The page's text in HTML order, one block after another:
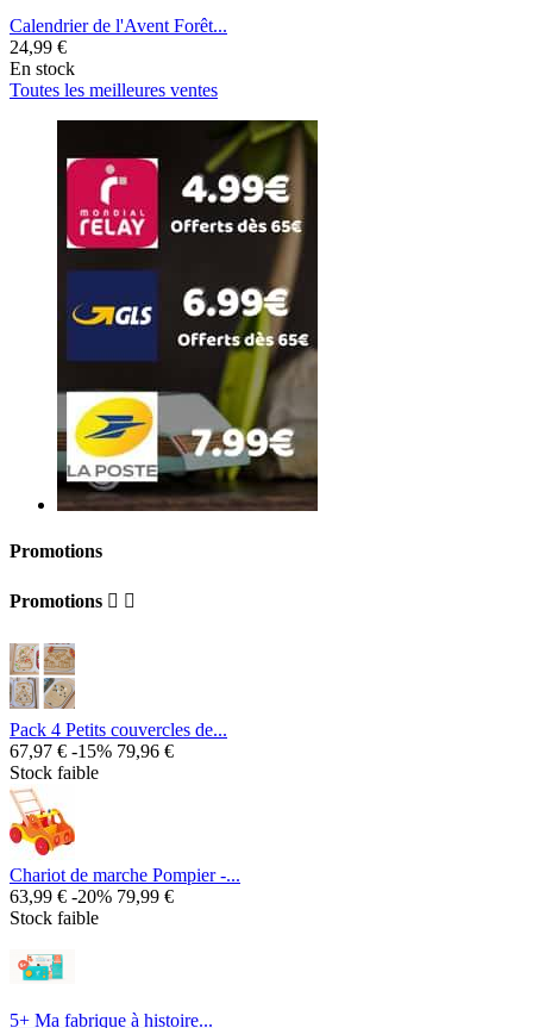
Calendrier de l'Avent Forêt...
24,99 €
En stock
Toutes les meilleures ventes
Promotions
Promotions  
Pack 4 Petits couvercles de...
67,97 € -15% 79,96 €
Stock faible
Chariot de marche Pompier -...
63,99 € -20% 79,99 €
Stock faible
5+ Ma fabrique à histoire...